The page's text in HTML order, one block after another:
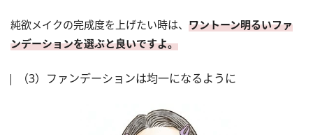
純欲メイクの完成度を上げたい時は、 ワントーン明るいファ
ンデーションを選ぶと良いですよ。
（3）ファンデーションは均一になるように